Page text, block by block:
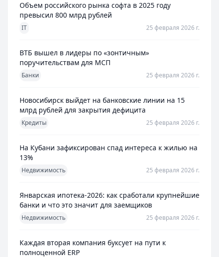
Объем российского рынка софта в 2025 году
превысил 800 млрд рублей
IT 25 февраля 2026 г.
ВТБ вышел в лидеры по «зонтичным»
поручительствам для МСП
Банки 25 февраля 2026 г.
Новосибирск выйдет на банковские линии на 15
млрд рублей для закрытия дефицита
Кредиты 25 февраля 2026 г.
На Кубани зафиксирован спад интереса к жилью на
13%
Недвижимость 25 февраля 2026 г.
Январская ипотека-2026: как сработали крупнейшие
банки и что это значит для заемщиков
Недвижимость 25 февраля 2026 г.
Каждая вторая компания буксует на пути к
полноценной ERP